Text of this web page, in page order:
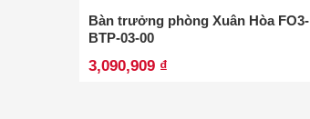
Bàn trưởng phòng Xuân Hòa FO3-
BTP-03-00
3,090,909 ₫